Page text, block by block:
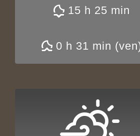
15 h 25 min
0 h 31 min